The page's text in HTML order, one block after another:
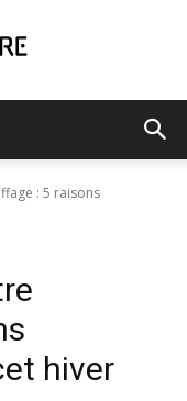
: 5 raisons
hiver